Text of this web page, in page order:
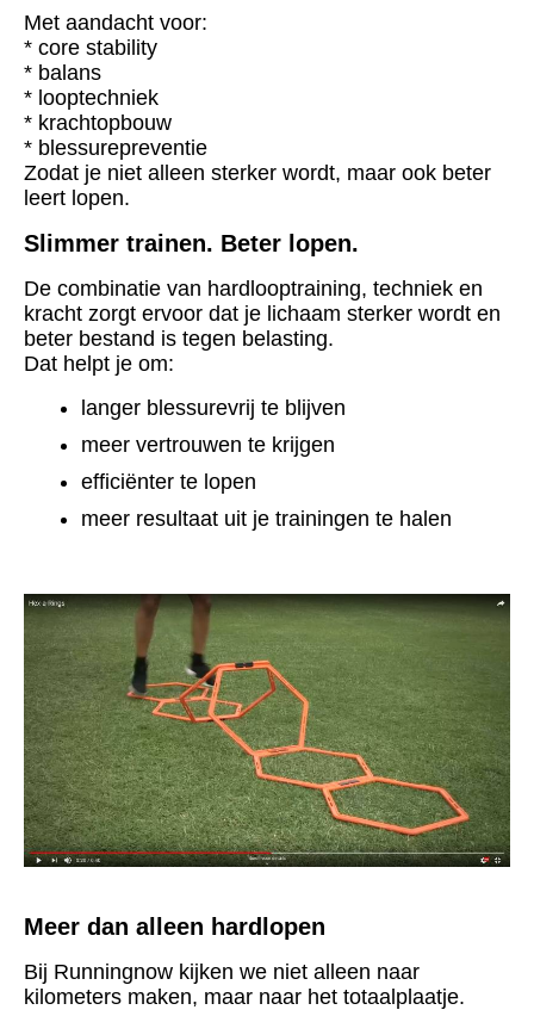
Met aandacht voor:
* core stability
* balans
* looptechniek
* krachtopbouw
* blessurepreventie
Zodat je niet alleen sterker wordt, maar ook beter
leert lopen.
Slimmer trainen. Beter lopen.
De combinatie van hardlooptraining, techniek en
kracht zorgt ervoor dat je lichaam sterker wordt en
beter bestand is tegen belasting.
Dat helpt je om:
langer blessurevrij te blijven
meer vertrouwen te krijgen
efficiënter te lopen
meer resultaat uit je trainingen te halen
Meer dan alleen hardlopen
Bij Runningnow kijken we niet alleen naar
kilometers maken, maar naar het totaalplaatje.